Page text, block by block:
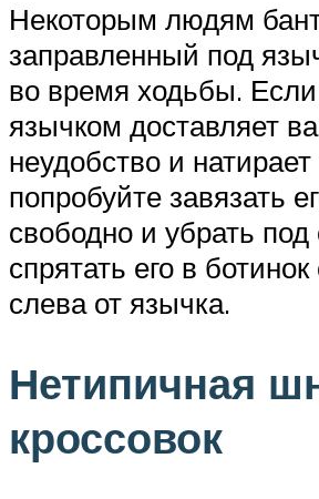
Некоторым людям
заправленный под
во время ходьбы.
язычком доставляет
неудобство и натирает
попробуйте завязать
свободно и убрать под
спрятать его в
слева от язычка.
Нетипичная
кроссовок